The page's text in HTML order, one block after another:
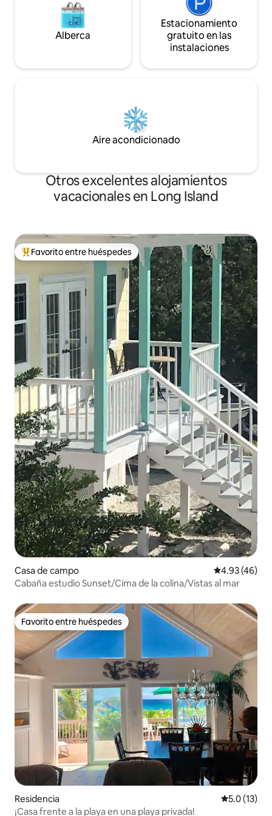
Alberca
Estacionamiento
gratuito en las
instalaciones
Aire acondicionado
Otros excelentes alojamientos
vacacionales en Long Island
De los mejores en Favorito entre huéspedes
Favorito entre huéspedes
Casa de campo Calificación
4.93 (46)
Cabaña estudio Sunset/Cima de la colina/Vistas al mar
Favorito entre huéspedes
Favorito entre huéspedes
Residencia Calificación
5.0 (13)
¡Casa frente a la playa en una playa privada!